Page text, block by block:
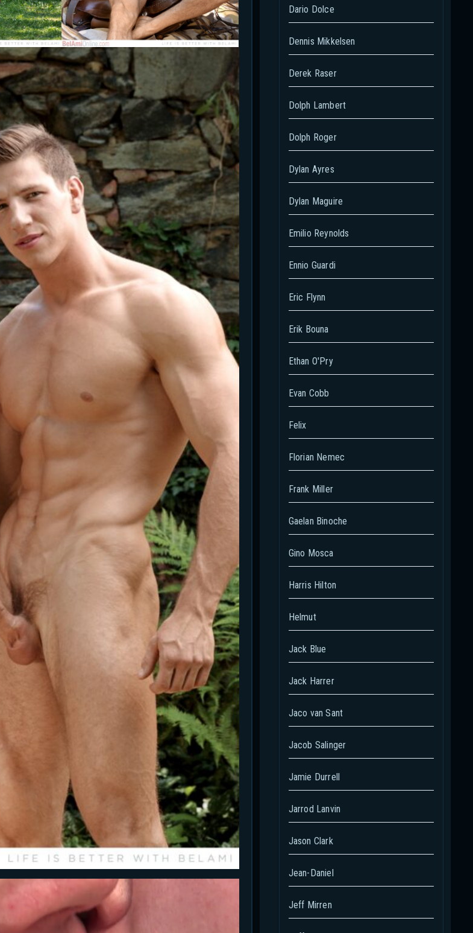
Dario Dolce
Dennis Mikkelsen
Derek Raser
Dolph Lambert
Dolph Roger
Dylan Ayres
Dylan Maguire
Emilio Reynolds
Ennio Guardi
Eric Flynn
Erik Bouna
Ethan O'Pry
Evan Cobb
Felix
Florian Nemec
Frank Miller
Gaelan Binoche
Gino Mosca
Harris Hilton
Helmut
Jack Blue
Jack Harrer
Jaco van Sant
Jacob Salinger
Jamie Durrell
Jarrod Lanvin
Jason Clark
Jean-Daniel
Jeff Mirren